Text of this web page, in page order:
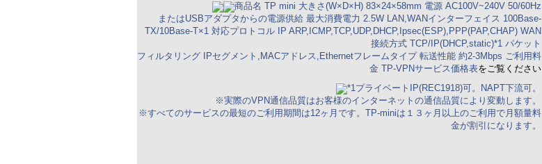
商品名 TP mini 大きさ(W×D×H) 83×24×58mm 電源 AC100V~240V 50/60Hz
またはUSBアダプタからの電源供給 最大消費電力 2.5W LAN,WANインターフェイス 100Base-
TX/10Base-T×1 対応プロトコル IP ARP,ICMP,TCP,UDP,DHCP,Ipsec(ESP),PPP(PAP,CHAP) WAN
接続方式 TCP/IP(DHCP,static)*1 パケット
フィルタリング IPセグメント,MACアドレス,Ethernetフレームタイプ 転送性能 約2-3Mbps ご利用料
金 TP-VPNサービス価格表をご覧ください
*1プライベートIP(REC1918)可。NAPT下流可。
※実際のVPN通信品質はお客様のインターネットの通信品質により変動します。
※すべてのサービスの最短のご利用期間は12ヶ月です。TP-miniは１３ヶ月以上のご利用で月額量料
金が割引になります。